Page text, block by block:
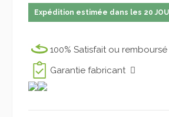
Expédition estimée dans les 20
100% Satisfait ou remboursé
Garantie fabricant